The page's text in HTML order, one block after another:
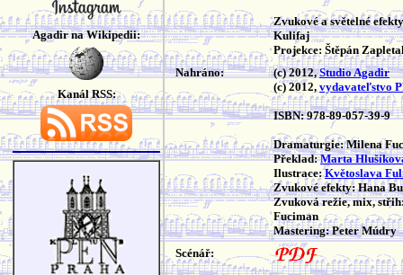
Agadir na Wikipedii:
Kanál RSS:
Zvukové a světelné
Kulifaj
Projekce: Štěpán
Nahráno:
(c) 2012,Studio Agadir
(c) 2012, vydavateľstvo
ISBN: 978-89-057-39-9
Dramaturgie: Milena
Překlad:Marta
Ilustrace:Květoslava
Zvukové efekty: Hana
Zvuková režie, mix,
Fuciman
Mastering: Peter Múdry
Scénář: